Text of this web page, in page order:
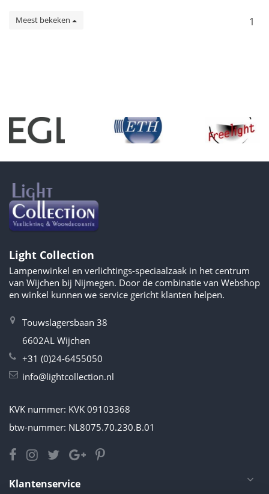
Meest bekeken 1
Light Collection
Lampenwinkel en verlichtings-speciaalzaak in het centrum
van Wijchen bij Nijmegen. Door de combinatie van Webshop
en winkel kunnen we service gericht klanten helpen.
Touwslagersbaan 38
6602AL Wijchen
+31 (0)24-6455050
info@lightcollection.nl
KVK nummer: KVK 09103368
btw-nummer: NL8075.70.230.B.01
Klantenservice